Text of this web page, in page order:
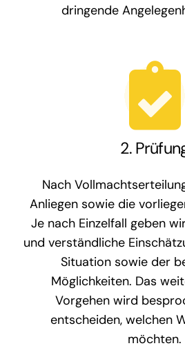
dringende
2.
Nach
Anliegen sowie die
Je nach Einzelfall geben
und verständliche
Situation sowie der
Möglichkeiten. Das
Vorgehen wird
entscheiden, welchen
möchten.